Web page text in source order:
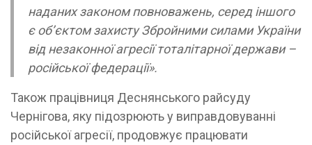
наданих законом повноважень, серед іншого
є об’єктом захисту Збройними силами України
від незаконної агресії тоталітарної держави –
російської федерації».
Також працівниця Деснянського райсуду
Чернігова, яку підозрюють у виправдовуванні
російської агресії, продовжує працювати